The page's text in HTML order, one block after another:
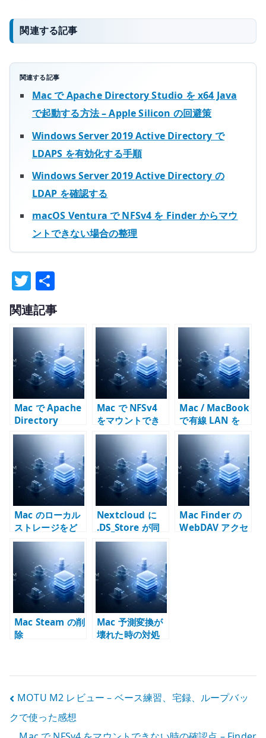
関連する記事
関連する記事
Mac で Apache Directory Studio を x64 Java
で起動する方法 – Apple Silicon の回避策
Windows Server 2019 Active Directory で
LDAPS を有効化する手順
Windows Server 2019 Active Directory の
LDAP を確認する
macOS Ventura で NFSv4 を Finder からマウ
ントできない場合の整理
T
w
it
te
r
有
関連記事
Mac で Apache
Directory
Studio を x64
Java で起動する
方法 – Apple
Silicon の回避策
Mac で NFSv4
をマウントでき
ない時の確認点 –
Finder と
mount_nfs を分
けて見る
Mac / MacBook
で有線 LAN を
Wi-Fi より優先す
る方法 – サービ
ス順序と route
で確認する
Mac のローカル
ストレージをど
う考えるか –
Samba /
Nextcloud 時代
のファイル運用
Nextcloud に
.DS_Store が同
期される問題 –
Mac と共有スト
レージのメタデ
ータをどう扱う
Mac Finder の
WebDAV アクセ
Mac Steam の削
除
Mac 予測変換が
壊れた時の対処
投
稿
MOTU M2 レビュー – ベース練習、宅録、ループバッ
クで使った感想